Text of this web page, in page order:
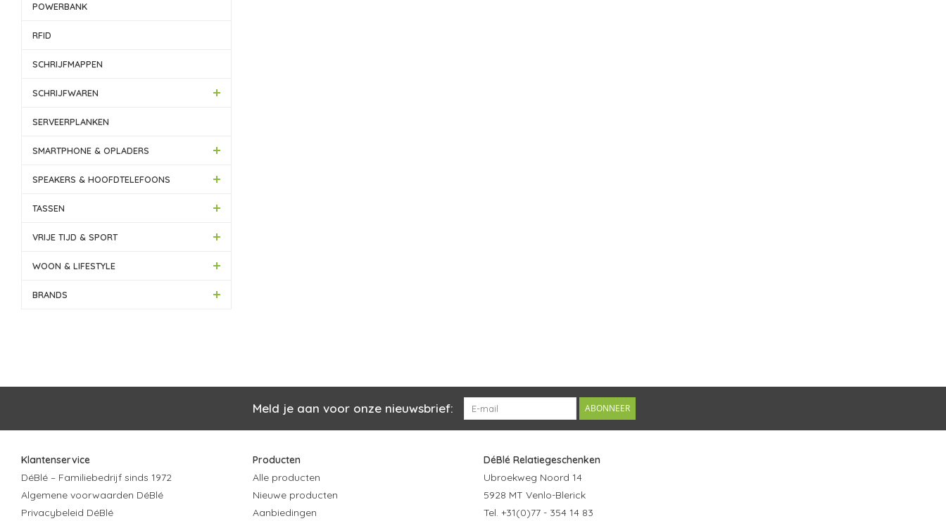
POWERBANK
RFID
SCHRIJFMAPPEN
SCHRIJFWAREN
SERVEERPLANKEN
SMARTPHONE & OPLADERS
SPEAKERS & HOOFDTELEFOONS
TASSEN
VRIJE TIJD & SPORT
WOON & LIFESTYLE
BRANDS
Meld je aan voor onze nieuwsbrief: ABONNEER
Klantenservice
DéBlé – Familiebedrijf sinds 1972
Algemene voorwaarden DéBlé
Privacybeleid DéBlé
Producten
Alle producten
Nieuwe producten
Aanbiedingen
DéBlé Relatiegeschenken
Ubroekweg Noord 14
5928 MT Venlo-Blerick
Tel. +31(0)77 - 354 14 83